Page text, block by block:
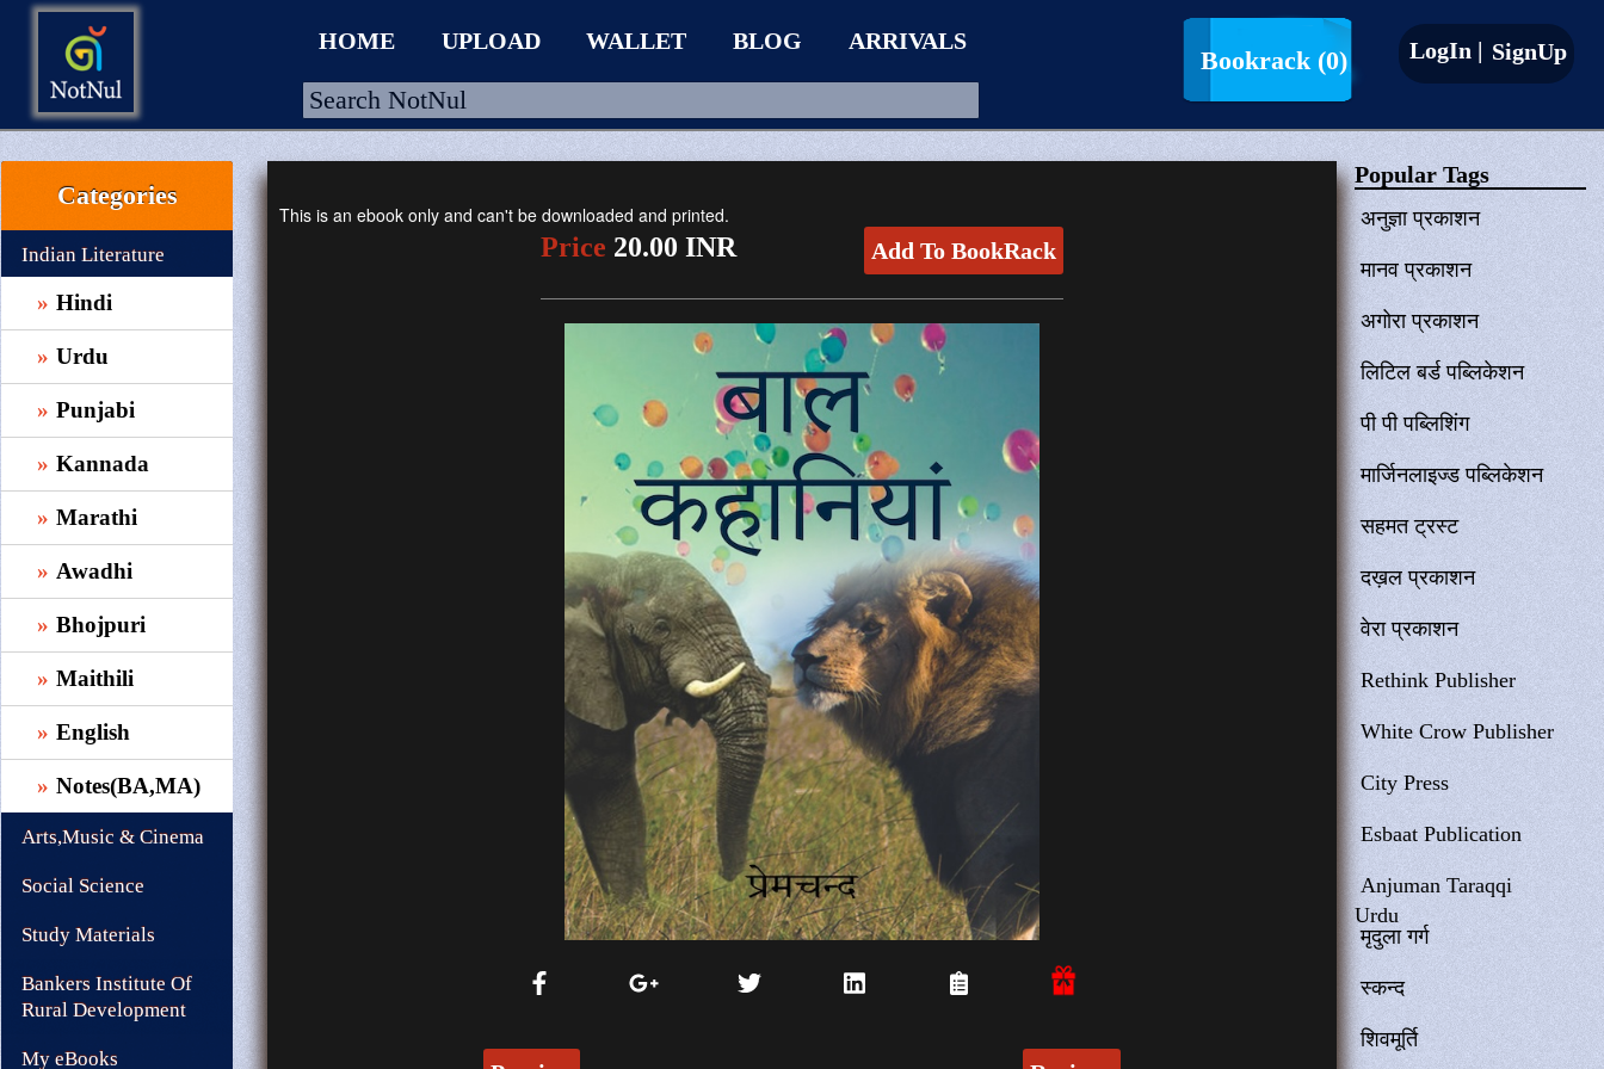
HOME
UPLOAD
WALLET
BLOG
ARRIVALS
CATEGORIES >
HOME UPLOAD WALLET BLOG ARRIVALS
Bookrack (0) LogIn | SignUp
Categories
Indian Literature
Hindi
Urdu
Punjabi
Kannada
Marathi
Awadhi
Bhojpuri
Maithili
English
Notes(BA,MA)
Arts,Music & Cinema
Social Science
Study Materials
Bankers Institute Of
Rural Development
My eBooks
This is an ebook only and can't be downloaded and printed.
Price 20.00 INR Add To BookRack
Popular Tags
अनुज्ञा प्रकाशन
मानव प्रकाशन
अगोरा प्रकाशन
लिटिल बर्ड पब्लिकेशन
पी पी पब्लिशिंग
मार्जिनलाइज्ड पब्लिकेशन
सहमत ट्रस्ट
दख़ल प्रकाशन
वेरा प्रकाशन
Rethink Publisher
White Crow Publisher
City Press
Esbaat Publication
Anjuman Taraqqi
Urdu
मृदुला गर्ग
स्कन्द
शिवमूर्ति